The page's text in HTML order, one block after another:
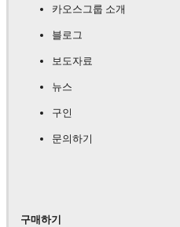
카오스그룹 소개
블로그
보도자료
뉴스
구인
문의하기
구매하기